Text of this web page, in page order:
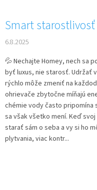
Smart
6.8.2025
💦 Nechajte Homey, nech sa
byť luxus, nie starosť. Udržať
rýchlo môže zmeniť na
ohrievače zbytočne míňajú
chémie vody často pripomína
sa však všetko mení. Keď
starať sám o seba a vy si ho
plytvania, viac kontr...